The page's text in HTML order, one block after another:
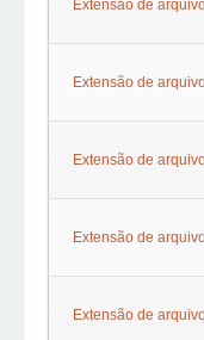
Extensão de
Extensão de
Extensão de
Extensão de
Extensão de